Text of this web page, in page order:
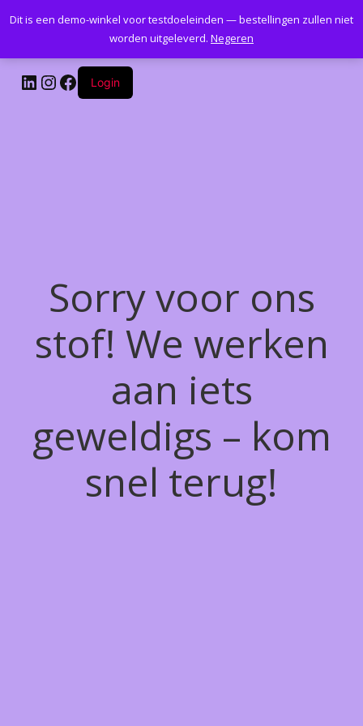
Kantoormeubelenplus.com
LinkedIn
Instagram
Facebook
Login
Sorry voor ons
stof! We werken
aan iets
geweldigs – kom
snel terug!
Dit is een demo-winkel voor testdoeleinden — bestellingen zullen niet
worden uitgeleverd. Negeren